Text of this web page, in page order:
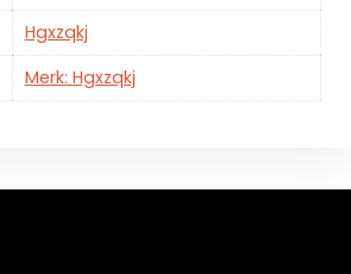
Hgxzqkj
Merk: Hgxzqkj